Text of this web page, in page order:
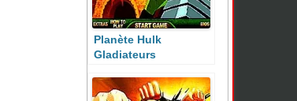
Planète Hulk
Gladiateurs